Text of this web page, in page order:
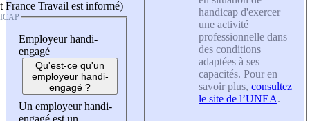
France Travail est informé)
Employeur handi-
engagé
Qu'est-ce qu'un
employeur handi-
engagé ?
Un employeur handi-
handicap d'exercer
une activité
professionnelle dans
des conditions
adaptées à ses
capacités. Pour en
savoir plus, consultez
le site de l’UNEA.